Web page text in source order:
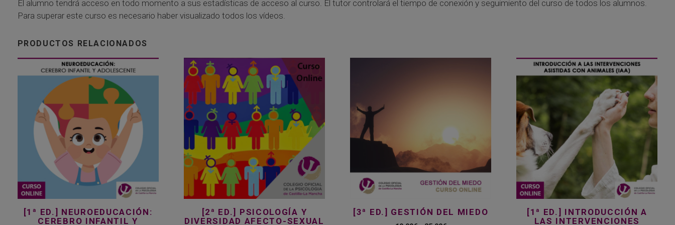
El alumno tendrá acceso en todo momento a sus estadísticas de acceso al curso. El tutor controlará el tiempo de conexión y seguimiento del curso de todos los alumnos.
Para superar este curso es necesario haber visualizado todos los vídeos.
PRODUCTOS RELACIONADOS
[1ª ED.] NEUROEDUCACIÓN:
CEREBRO INFANTIL Y
producto
múltiples
variantes.
opciones
pueden
en
la
página
[2ª ED.] PSICOLOGÍA Y
DIVERSIDAD AFECTO-SEXUAL
Este
producto
tiene
múltiples
variantes.
Las
opciones
se
pueden
elegir
la
página
[3ª ED.] GESTIÓN DEL MIEDO
variantes.
opciones
elegir
página
[1ª ED.] INTRODUCCIÓN A
LAS INTERVENCIONES
producto
múltiples
variantes.
Las
opciones
se
pueden
elegir
en
la
página